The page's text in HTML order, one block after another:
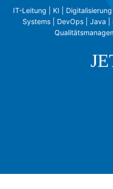
IT-Leitung | KI |
Systems | DevOps | Java